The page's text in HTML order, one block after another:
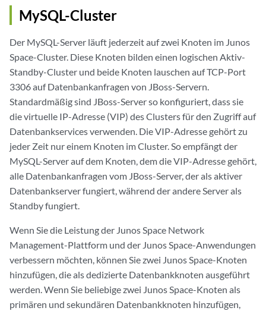
MySQL-Cluster
Der MySQL-Server läuft jederzeit auf zwei Knoten im Junos
Space-Cluster. Diese Knoten bilden einen logischen Aktiv-
Standby-Cluster und beide Knoten lauschen auf TCP-Port
3306 auf Datenbankanfragen von JBoss-Servern.
Standardmäßig sind JBoss-Server so konfiguriert, dass sie
die virtuelle IP-Adresse (VIP) des Clusters für den Zugriff auf
Datenbankservices verwenden. Die VIP-Adresse gehört zu
jeder Zeit nur einem Knoten im Cluster. So empfängt der
MySQL-Server auf dem Knoten, dem die VIP-Adresse gehört,
alle Datenbankanfragen vom JBoss-Server, der als aktiver
Datenbankserver fungiert, während der andere Server als
Standby fungiert.
Wenn Sie die Leistung der Junos Space Network
Management-Plattform und der Junos Space-Anwendungen
verbessern möchten, können Sie zwei Junos Space-Knoten
hinzufügen, die als dedizierte Datenbankknoten ausgeführt
werden. Wenn Sie beliebige zwei Junos Space-Knoten als
primären und sekundären Datenbankknoten hinzufügen,